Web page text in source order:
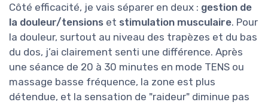
Côté efficacité, je vais séparer en deux : gestion de
la douleur/tensions et stimulation musculaire. Pour
la douleur, surtout au niveau des trapèzes et du bas
du dos, j’ai clairement senti une différence. Après
une séance de 20 à 30 minutes en mode TENS ou
massage basse fréquence, la zone est plus
détendue, et la sensation de "raideur" diminue pas